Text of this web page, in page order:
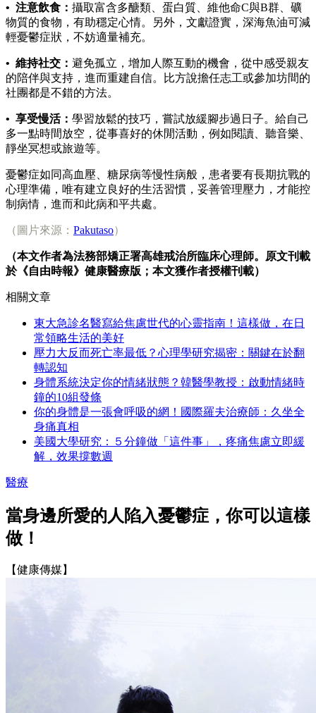
• 注意飲食： 攝取富含多醣類、蛋白質、維他命C與B群、礦
物質的食物，有助穩定心情。另外，文獻證實，深海魚油可減
輕憂鬱症狀，不妨適量補充。
• 維持社交： 避免孤立，增加人際互動的機會，從中感受親友
的陪伴與支持，進而重建自信。比方說擔任志工或參加坊間的
社團都是不錯的方法。
• 享受慢活： 學習放鬆的技巧，嘗試放緩腳步過日子。給自己
多一點時間放空，從事喜好的休閒活動，例如閱讀、聽音樂、
靜坐冥想或旅遊等。
憂鬱症如同高血壓、糖尿病等慢性病般，患者要有長期抗戰的
心理準備，唯有建立良好的生活習慣，妥善管理壓力，才能控
制病情，進而和此病和平共處。
（圖片來源： Pakutaso）
（本文作者為法務部矯正署高雄戒治所臨床心理師。原文刊載
於《自由時報》健康醫療版；本文獲作者授權刊載）
相關文章
東大急診名醫寫給焦慮世代的心靈指南！這樣做，在日
常領略生活的美好
壓力大反而死亡率最低？心理學研究揭密：關鍵在於翻
轉認知
身體系統決定你的情緒狀態？韓醫學教授：啟動情緒時
鐘的10組發條
你的身體是一張會呼吸的網！國際羅夫治療師：久坐全
身痛真相
美國大學研究：５分鐘做「這件事」，疼痛焦慮立即緩
解，效果撐數週
醫療
當身邊所愛的人陷入憂鬱症，你可以這樣
做！
【健康傳媒】